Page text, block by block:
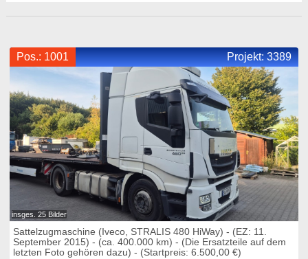
Pos.: 1001 Projekt:3389
insges. 25 Bilder
Sattelzugmaschine (Iveco, STRALIS 480 HiWay) - (EZ: 11.
September 2015) - (ca. 400.000 km) - (Die Ersatzteile auf dem
letzten Foto gehören dazu) - (Startpreis: 6.500,00 €)